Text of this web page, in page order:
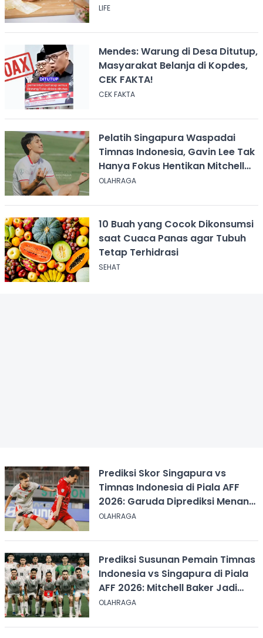
LIFE
Mendes: Warung di Desa Ditutup,
Masyarakat Belanja di Kopdes,
CEK FAKTA!
CEK FAKTA
Pelatih Singapura Waspadai
Timnas Indonesia, Gavin Lee Tak
Hanya Fokus Hentikan Mitchell
Baker
OLAHRAGA
10 Buah yang Cocok Dikonsumsi
saat Cuaca Panas agar Tubuh
Tetap Terhidrasi
SEHAT
Prediksi Skor Singapura vs
Timnas Indonesia di Piala AFF
2026: Garuda Diprediksi Menang
Tipis
OLAHRAGA
Prediksi Susunan Pemain Timnas
Indonesia vs Singapura di Piala
AFF 2026: Mitchell Baker Jadi
Andalan Lini Depan
OLAHRAGA